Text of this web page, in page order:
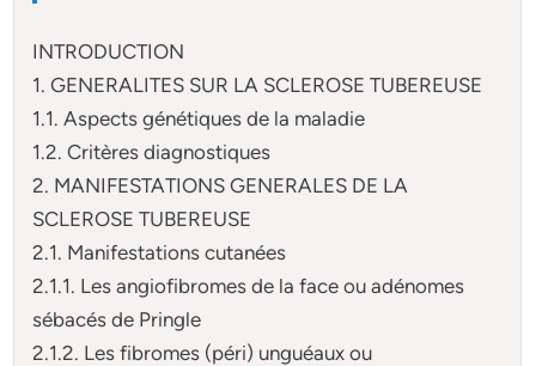
INTRODUCTION
1. GENERALITES SUR LA SCLEROSE TUBEREUSE
1.1. Aspects génétiques de la maladie
1.2. Critères diagnostiques
2. MANIFESTATIONS GENERALES DE LA
SCLEROSE TUBEREUSE
2.1. Manifestations cutanées
2.1.1. Les angiofibromes de la face ou adénomes
sébacés de Pringle
2.1.2. Les fibromes (péri) unguéaux ou